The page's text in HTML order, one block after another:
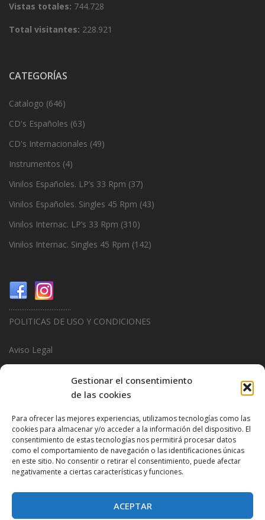
Gestionar el consentimiento
de las cookies
Para ofrecer las mejores experiencias, utilizamos tecnologías como las
cookies para almacenar y/o acceder a la información del dispositivo. El
consentimiento de estas tecnologías nos permitirá procesar datos
como el comportamiento de navegación o las identificaciones únicas
en este sitio. No consentir o retirar el consentimiento, puede afectar
negativamente a ciertas características y funciones.
ACEPTAR
Vistas totales: 744.728
Total visitantes: 228.921
CATEGORÍAS
Catalogo (646)
CD's Españoles (63)
CD's Internacionales (49)
Instrumentos (4)
Vinilos Españoles. LP’s 33 Rpm (37)
Vinilos Españoles. Singles 45 Rpm (43)
Vinilos Internac. LP’s 33 Rpm (310)
Vinilos Internac. Singles 45 Rpm (142)
...................................
POLITICAS DE USO Y CONDICIONES
Aviso Legal
Politica de Privacidad
...................................
Design & Promotions ByHitred.com